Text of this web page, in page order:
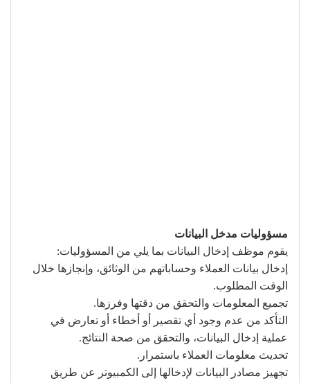
مسؤوليات مدخل البيانات
يقوم موظف إدخال البيانات بما يلي من المسؤوليات:
إدخال بيانات العملاء وحساباتهم من الوثائق، وإنجازها خلال
الوقت المطلوب.
تجميع المعلومات والتحقق من دقتها وفرزها.
التأكد من عدم وجود أي تقصير أو أخطاء أو تعارض في
عملية إدخال البيانات، والتحقق من صحة النتائج.
تحديث معلومات العملاء باستمرار.
تجهيز مصادر البيانات لإدخالها إلى الكمبيوتر عن طريق